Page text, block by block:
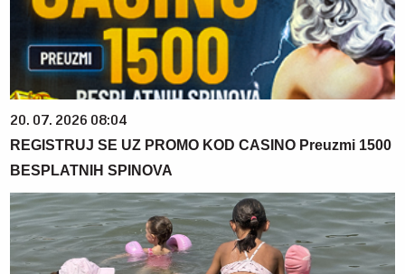
20. 07. 2026 08:04
REGISTRUJ SE UZ PROMO KOD CASINO Preuzmi 1500
BESPLATNIH SPINOVA